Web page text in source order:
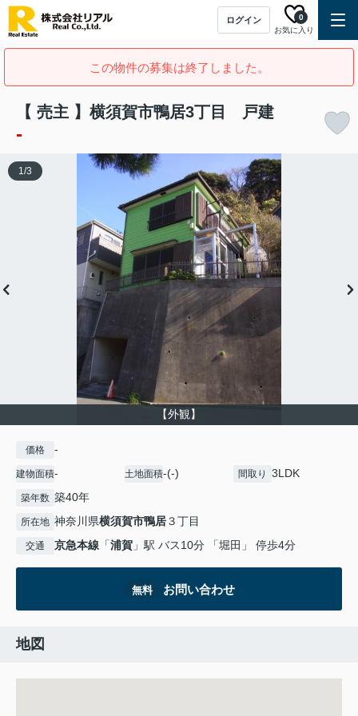
ログイン
お気に入り
0
この物件の募集は終了しました。
【 売主 】横須賀市鴨居3丁目 戸建
-
【外観】
1/3
価格 -
建物面積- 土地面積-(-) 間取り 3LDK
築年数 築40年
所在地 神奈川県横須賀市鴨居３丁目
交通 京急本線 「浦賀 」駅 バス10分 「堀田」 停歩4分
無料 お問い合わせ
地図